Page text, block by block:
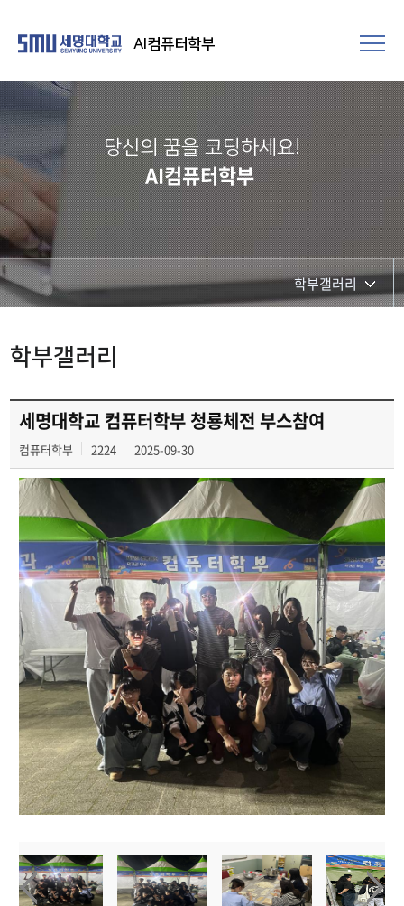
AI컴퓨터학부
당신의 꿈을 코딩하세요!
AI컴퓨터학부
학부갤러리
전공 동아리
학부갤러리
세명대학교 컴퓨터학부 청룡체전 부스참여
컴퓨터학부 2224 2025-09-30